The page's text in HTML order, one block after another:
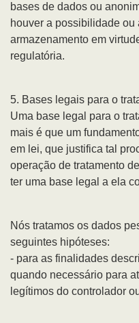
bases de dados ou
houver a possibilidade ou
armazenamento em
regulatória.
5. Bases legais para o
Uma base legal para o
mais é que um
em lei, que justifica tal
operação de tratamento
ter uma base legal a ela
Nós tratamos os dados
seguintes hipóteses:
- para as finalidades
quando necessário para
legítimos do controlador